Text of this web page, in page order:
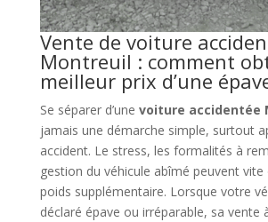
Vente de voiture
Montreuil : comment
meilleur prix d’une
Se séparer d’une voiture accidentée
jamais une démarche simple, surtout
accident. Le stress, les formalités à
gestion du véhicule abîmé peuvent vite
poids supplémentaire. Lorsque votre
déclaré épave ou irréparable, sa vente